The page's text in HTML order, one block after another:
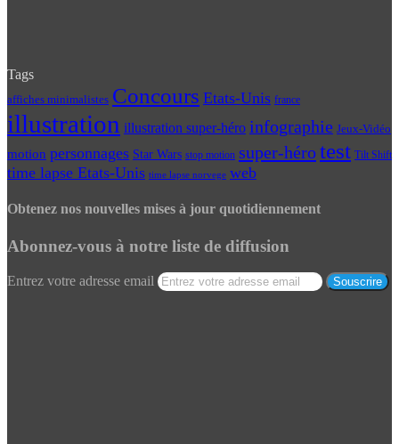
Tags
affiches minimalistes Concours Etats-Unis france
illustration illustration super-héro infographie Jeux-Vidéo
motion personnages Star Wars stop motion super-hérotest Tilt Shift
time lapse Etats-Unis time lapse norvege web
Obtenez nos nouvelles mises à jour quotidiennement
Abonnez-vous à notre liste de diffusion
Entrez votre adresse email